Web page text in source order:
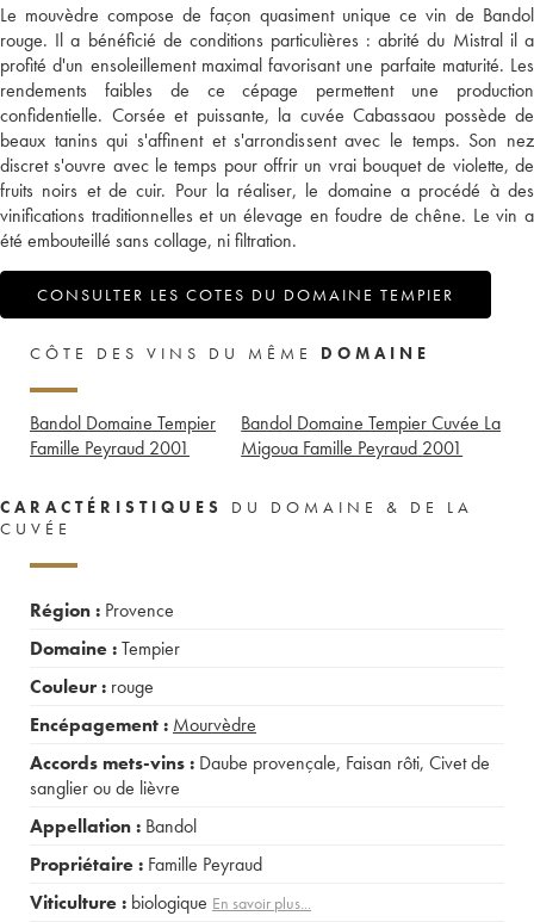
Le mouvèdre compose de façon quasiment unique ce vin de Bandol
rouge. Il a bénéficié de conditions particulières : abrité du Mistral il a
profité d'un ensoleillement maximal favorisant une parfaite maturité. Les
rendements faibles de ce cépage permettent une production
confidentielle. Corsée et puissante, la cuvée Cabassaou possède de
beaux tanins qui s'affinent et s'arrondissent avec le temps. Son nez
discret s'ouvre avec le temps pour offrir un vrai bouquet de violette, de
fruits noirs et de cuir. Pour la réaliser, le domaine a procédé à des
vinifications traditionnelles et un élevage en foudre de chêne. Le vin a
été embouteillé sans collage, ni filtration.
CONSULTER LES COTES DU DOMAINE TEMPIER
CÔTE DES VINS DU MÊME DOMAINE
Bandol Domaine Tempier
Famille Peyraud 2001
Bandol Domaine Tempier Cuvée La
Migoua Famille Peyraud 2001
CARACTÉRISTIQUES
DU DOMAINE & DE LA
CUVÉE
Région : Provence
Domaine :Tempier
Couleur : rouge
Encépagement : Mourvèdre
Accords mets-vins : Daube provençale, Faisan rôti, Civet de
sanglier ou de lièvre
Appellation : Bandol
Propriétaire : Famille Peyraud
Viticulture : biologique En savoir plus...